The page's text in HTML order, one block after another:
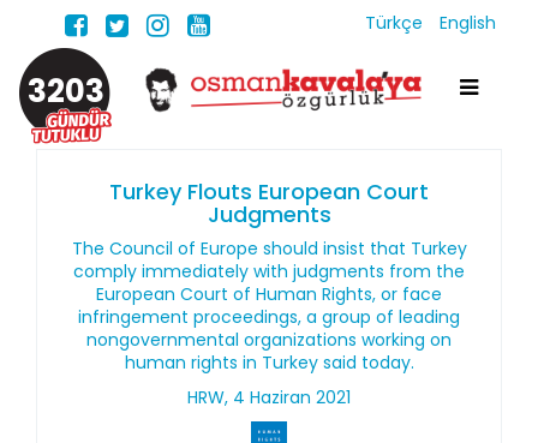
Türkçe English
3203
Turkey Flouts European Court
Judgments
The Council of Europe should insist that Turkey
comply immediately with judgments from the
European Court of Human Rights, or face
infringement proceedings, a group of leading
nongovernmental organizations working on
human rights in Turkey said today.
HRW, 4 Haziran 2021